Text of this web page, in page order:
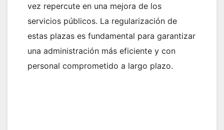
vez repercute en una mejora de los
servicios públicos. La regularización de
estas plazas es fundamental para garantizar
una administración más eficiente y con
personal comprometido a largo plazo.